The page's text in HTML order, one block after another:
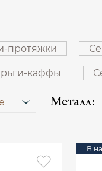
протяжки
каффы
Металл:
В